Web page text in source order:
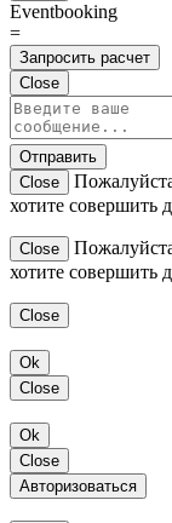
Eventbooking
=
Запросить расчет
Close
Отправить
Close
хотите совершить
Close
хотите совершить
Close
Ok
Close
Ok
Close
Авторизоваться